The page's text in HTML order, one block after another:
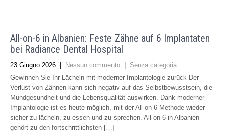
All-on-6 in Albanien: Feste Zähne auf 6 Implantaten
bei Radiance Dental Hospital
23 Giugno 2026 | Nessun commento | Senza categoria
Gewinnen Sie Ihr Lächeln mit moderner Implantologie zurück Der
Verlust von Zähnen kann sich negativ auf das Selbstbewusstsein, die
Mundgesundheit und die Lebensqualität auswirken. Dank moderner
Implantologie ist es heute möglich, mit der All-on-6-Methode wieder
sicher zu lächeln, zu essen und zu sprechen. All-on-6 in Albanien
gehört zu den fortschrittlichsten […]